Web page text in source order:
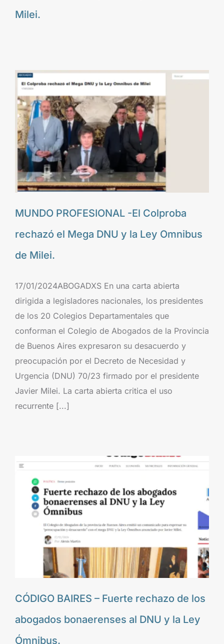
Milei.
MUNDO PROFESIONAL -El Colproba
rechazó el Mega DNU y la Ley Omnibus
de Milei.
17/01/2024ABOGADXS En una carta abierta
dirigida a legisladores nacionales, los presidentes
de los 20 Colegios Departamentales que
conforman el Colegio de Abogados de la Provincia
de Buenos Aires expresaron su desacuerdo y
preocupación por el Decreto de Necesidad y
Urgencia (DNU) 70/23 firmado por el presidente
Javier Milei. La carta abierta critica el uso
recurrente [...]
CÓDIGO BAIRES – Fuerte rechazo de los
abogados bonaerenses al DNU y la Ley
Ómnibus.